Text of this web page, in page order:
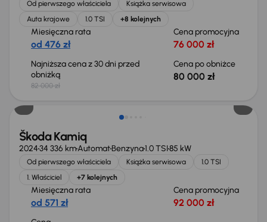
Od pierwszego właściciela
Książka serwisowa
Auta krajowe
1.0 TSI +8 kolejnych
Miesięczna rata
od 476 zł
Cena promocyjna
76 000 zł
Najniższa cena z 30 dni przed
obniżką
82 000 zł
Cena po obniżce
80 000 zł
Od nowego taniej o 16 700 zł
Škoda Kamiq
202434 336 kmAutomatBenzyna1.0 TSI85 kW
Od pierwszego właściciela Książka serwisowa
1.0 TSI
1. Właściciel
+7 kolejnych
Miesięczna rata
od 571 zł
Cena promocyjna
92 000 zł